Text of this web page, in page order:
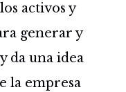
activos y
generar y
da una idea
la empresa